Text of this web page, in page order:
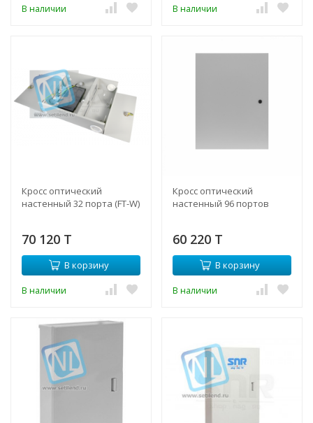
В наличии В наличии
Кросс оптический
настенный 32 порта (FT-W)
70 120 T
В корзину
В наличии
Кросс оптический
настенный 96 портов
60 220 T
В корзину
В наличии